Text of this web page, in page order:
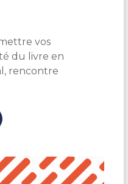
vos
du livre en
rencontre